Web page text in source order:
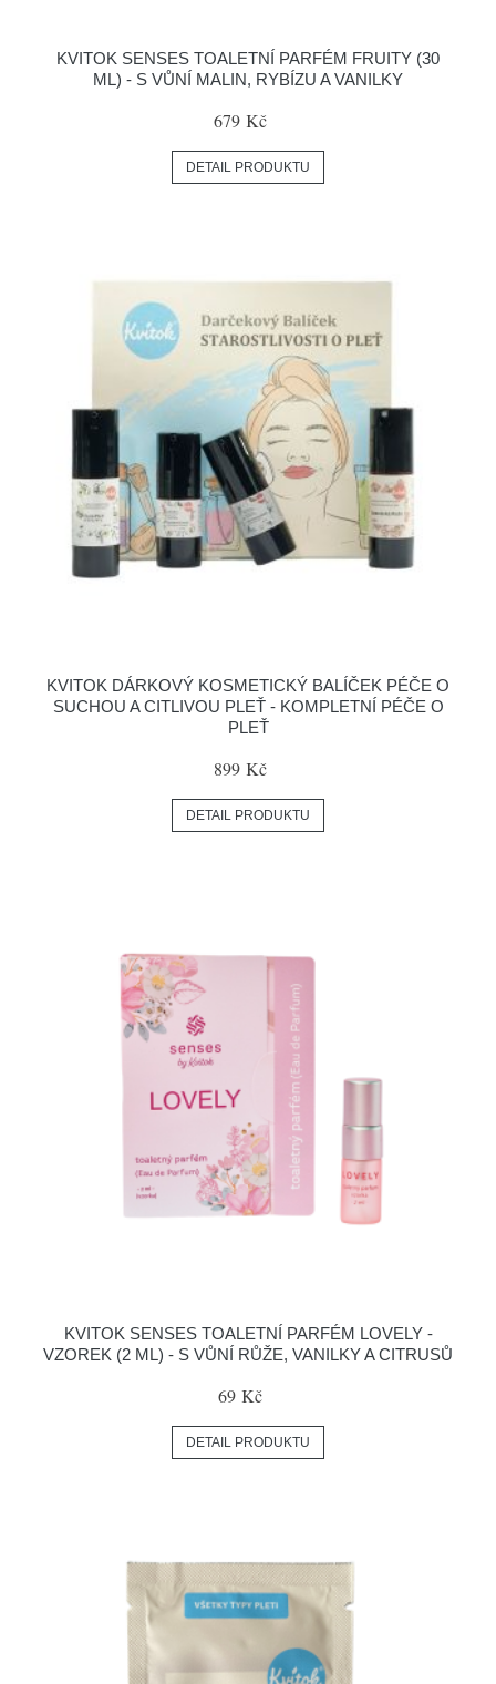
KVITOK SENSES TOALETNÍ PARFÉM FRUITY (30
ML) - S VŮNÍ MALIN, RYBÍZU A VANILKY
679 Kč
DETAIL PRODUKTU
KVITOK DÁRKOVÝ KOSMETICKÝ BALÍČEK PÉČE O
SUCHOU A CITLIVOU PLEŤ - KOMPLETNÍ PÉČE O
PLEŤ
899 Kč
DETAIL PRODUKTU
KVITOK SENSES TOALETNÍ PARFÉM LOVELY -
VZOREK (2 ML) - S VŮNÍ RŮŽE, VANILKY A CITRUSŮ
69 Kč
DETAIL PRODUKTU